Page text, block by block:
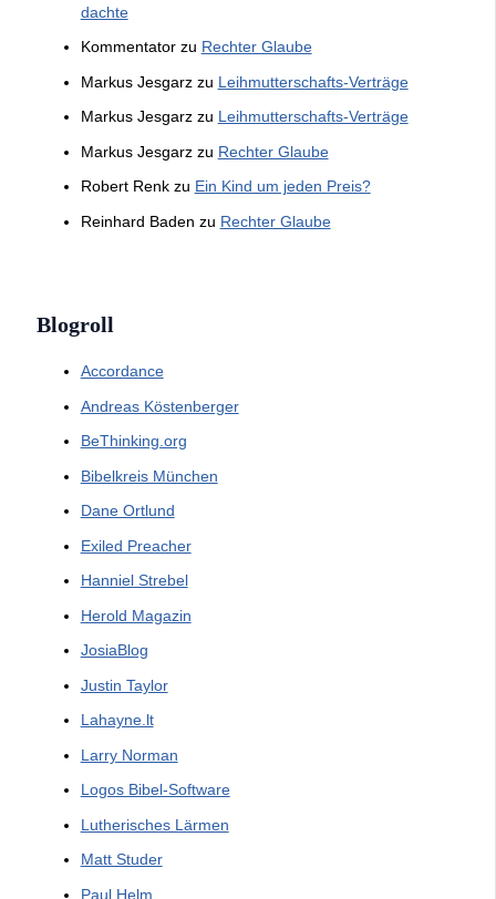
dachte
Kommentatorzu Rechter Glaube
Markus Jesgarzzu Leihmutterschafts-Verträge
Markus Jesgarzzu Leihmutterschafts-Verträge
Markus Jesgarzzu Rechter Glaube
Robert Renkzu Ein Kind um jeden Preis?
Reinhard Baden zu Rechter Glaube
Blogroll
Accordance
Andreas Köstenberger
BeThinking.org
Bibelkreis München
Dane Ortlund
Exiled Preacher
Hanniel Strebel
Herold Magazin
JosiaBlog
Justin Taylor
Lahayne.lt
Larry Norman
Logos Bibel-Software
Lutherisches Lärmen
Matt Studer
Paul Helm